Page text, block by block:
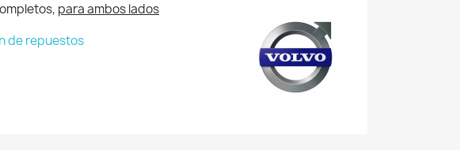
para ambos lados
de repuestos